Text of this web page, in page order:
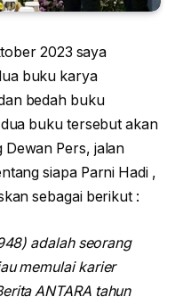
2023 saya
buku karya
bedah buku
buku tersebut akan
Dewan Pers, jalan
siapa Parni Hadi ,
sebagai berikut :
adalah seorang
memulai karier
ANTARA tahun